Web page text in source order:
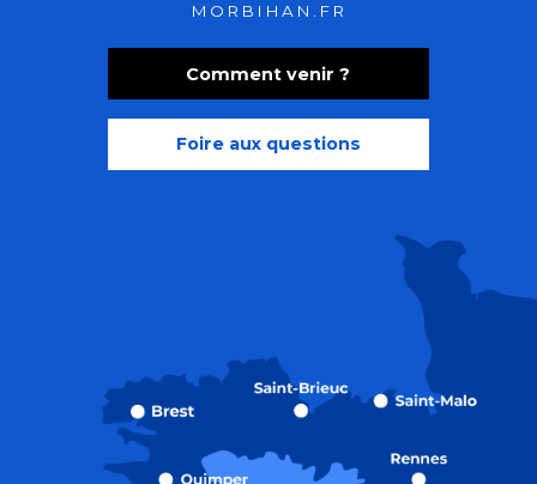
Comment venir ?
Foire aux questions
MORBIHAN.FR